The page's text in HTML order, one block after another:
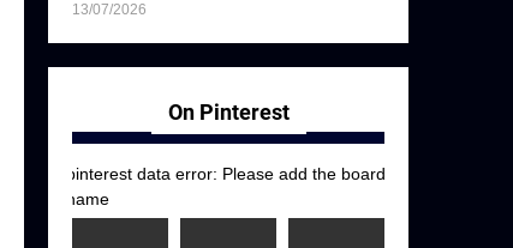
13/07/2026
On Pinterest
pinterest data error: Please add the board
name